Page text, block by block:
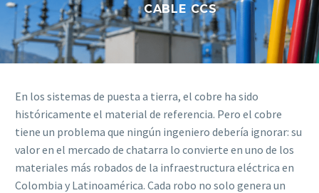
CABLE CCS
En los sistemas de puesta a tierra, el cobre ha sido
históricamente el material de referencia. Pero el cobre
tiene un problema que ningún ingeniero debería ignorar: su
valor en el mercado de chatarra lo convierte en uno de los
materiales más robados de la infraestructura eléctrica en
Colombia y Latinoamérica. Cada robo no solo genera un